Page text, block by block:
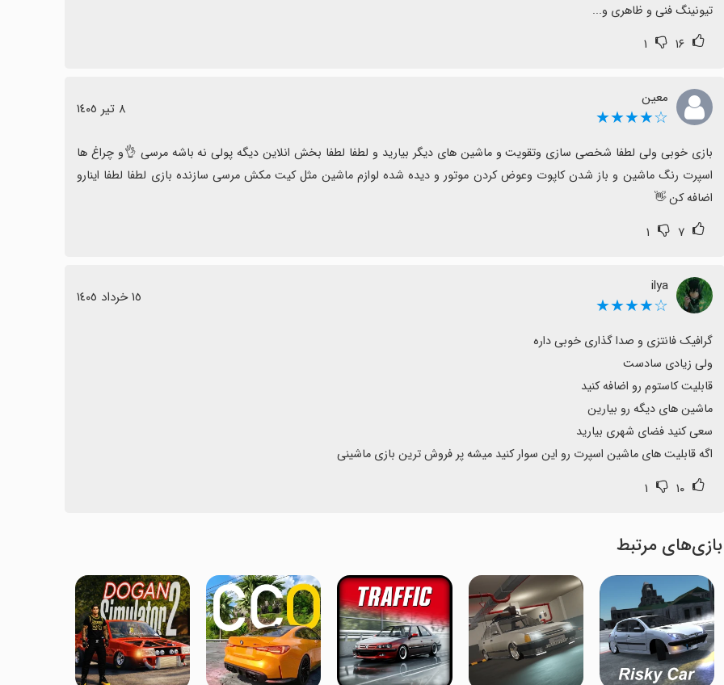
تیونینگ فنی و ظاهری و...
۱۶ ۱
معین
☆★★★★ ٨ تیر ١٤٠٥
اضافه کن 👋
۷ ۱
ilya
☆★★★★ ١٥ خرداد ١٤٠٥
اگه قابلیت های ماشین اسپرت رو این سوار کنید میشه پر فروش ترین بازی ماشینی
۱۰ ۱
بازی‌های مرتبط